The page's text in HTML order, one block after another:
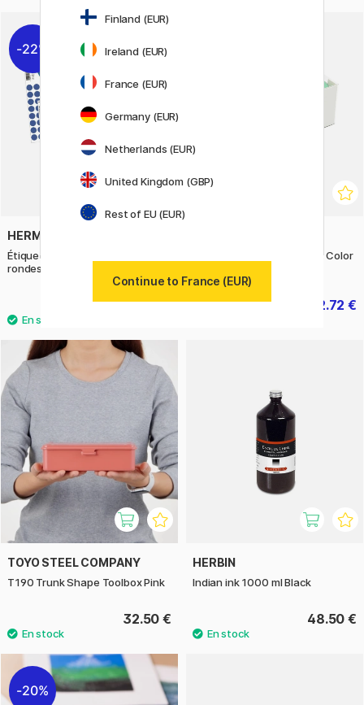
14
22%
HERMA
Étiquettes universelles Ø13mm
rondes 240 pcs
1.96 €
2.80 €
Washi-band Gift Box Light Color
32.72 €
40.90 €
TOYO STEEL COMPANY
T190 Trunk Shape Toolbox Pink
32.50 €
HERBIN
Indian ink 1000 ml Black
48.50 €
20%
Finland (EUR)
Ireland (EUR)
France (EUR)
Germany (EUR)
Netherlands (EUR)
United Kingdom (GBP)
Rest of EU (EUR)
Continue to France (EUR)